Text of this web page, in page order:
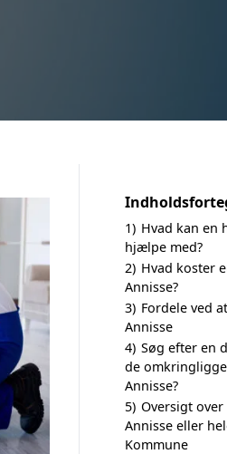
1) Hvad kan en
hjælpe med?
2) Hvad koster
Annisse?
3) Fordele ved
Annisse
4) Søg efter en
de
Annisse?
5) Oversigt
Annisse eller
Kommune